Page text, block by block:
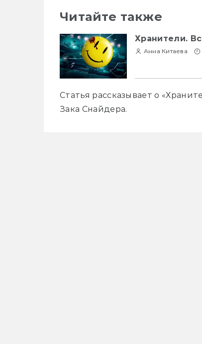
Читайте также
Хранители.
Анна Китаева
Статья рассказывает о
Зака Снайдера.